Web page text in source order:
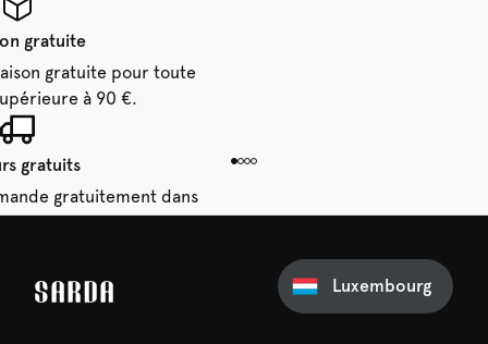
gratuite
gratuite pour toute
à 90 €.
gratuits
gratuitement dans
jours.
commande
Luxembourg